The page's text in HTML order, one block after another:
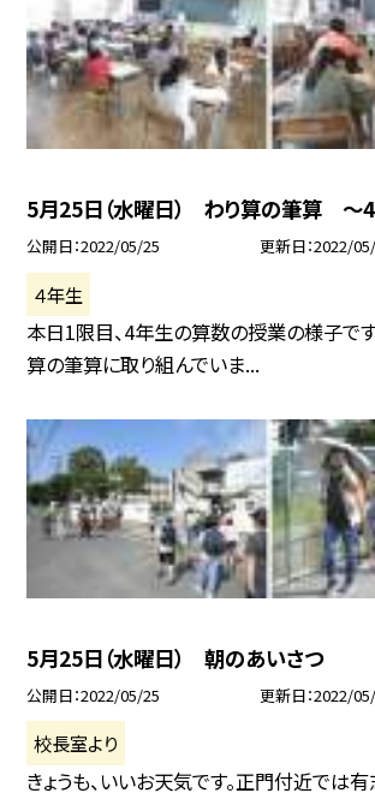
5月25日（水曜日） わり算の筆算 〜
公開日 2022/05/25 更新日 2022/
４年生
本日1限目、4年生の算数の授業の様子です
算の筆算に取り組んでいま...
5月25日（水曜日） 朝のあいさつ
公開日 2022/05/25 更新日 2022/
校長室より
きょうも、いいお天気です。正門付近では